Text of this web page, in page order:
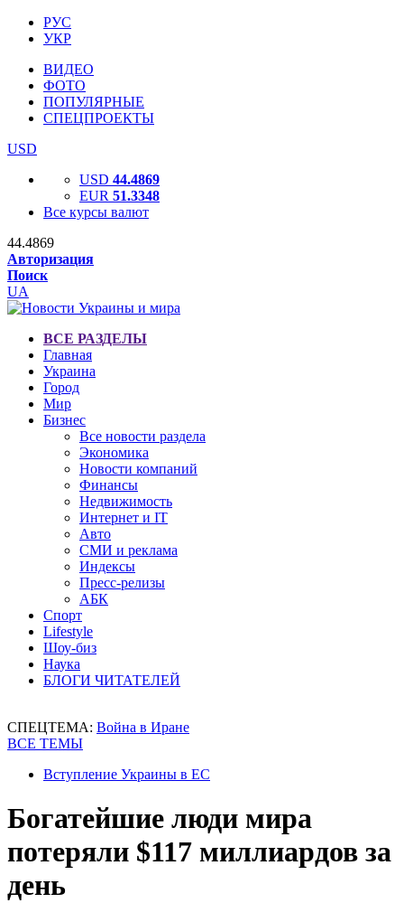
РУС
УКР
ВИДЕО
ФОТО
ПОПУЛЯРНЫЕ
СПЕЦПРОЕКТЫ
USD
USD 44.4869
EUR 51.3348
Все курсы валют
44.4869
Авторизация
Поиск
UA
ВСЕ РАЗДЕЛЫ
Главная
Украина
Город
Мир
Бизнес
Все новости раздела
Экономика
Новости компаний
Финансы
Недвижимость
Интернет и IT
Авто
СМИ и реклама
Индексы
Пресс-релизы
АБК
Спорт
Lifestyle
Шоу-биз
Наука
БЛОГИ ЧИТАТЕЛЕЙ
СПЕЦТЕМА: Война в Иране
ВСЕ ТЕМЫ
Вступление Украины в ЕС
Богатейшие люди мира
потеряли $117 миллиардов за
день